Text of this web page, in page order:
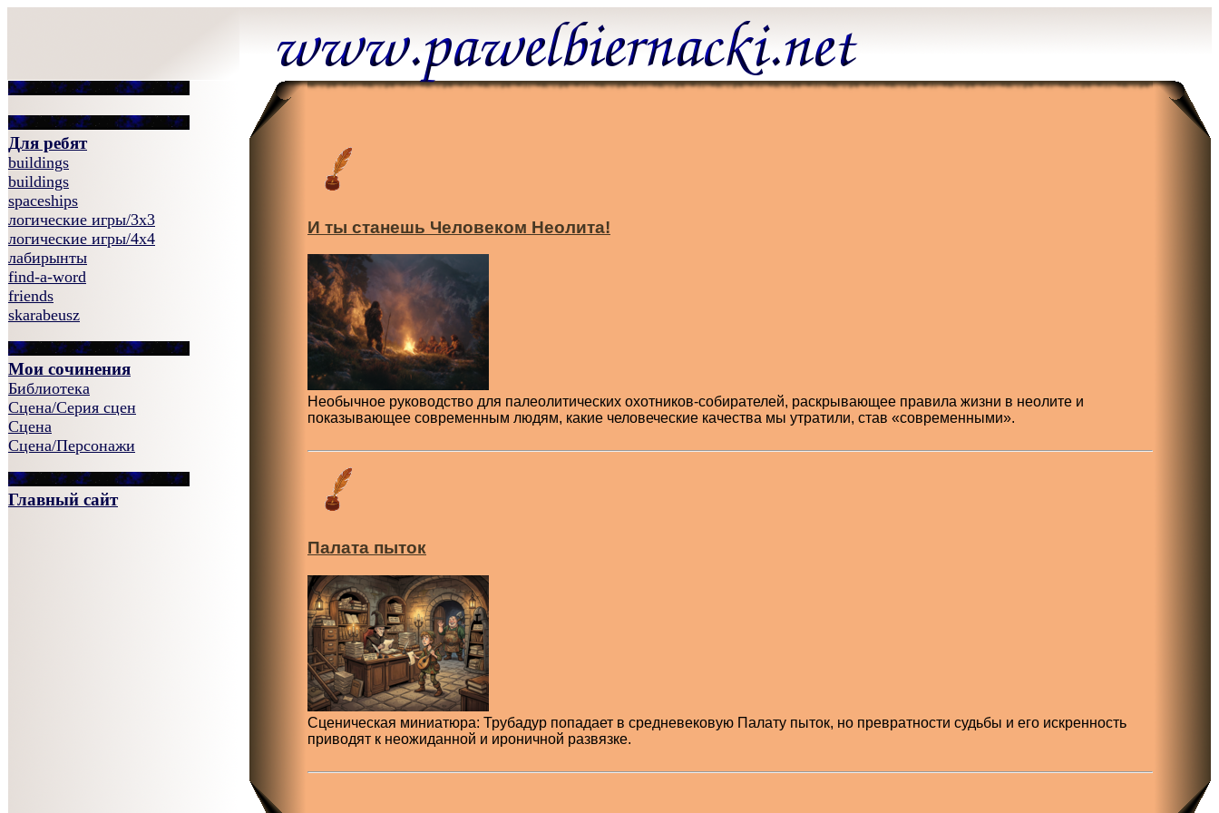
Для ребят
buildings
buildings
spaceships
логические игры/3x3
логические игры/4x4
лабирынты
find-a-word
friends
skarabeusz
Мои сочинения
Библиотека
Сцена/Серия сцен
Сцена
Сцена/Персонажи
Главный сайт
И ты станешь Человеком Неолита!
Необычное руководство для палеолитических охотников-собирателей, раскрывающее правила жизни в неолите и
показывающее современным людям, какие человеческие качества мы утратили, став «современными».
Палата пыток
Сценическая миниатюра: Трубадур попадает в средневековую Палату пыток, но превратности судьбы и его искренность
приводят к неожиданной и ироничной развязке.